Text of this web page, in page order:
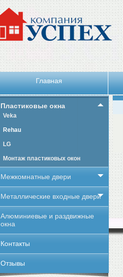
Главная
Пластиковые окна
Veka
Rehau
LG
Монтаж пластиковых окон
Межкомнатные двери
Металлические входные двери
Алюминиевые и раздвижные
окна
Контакты
Отзывы